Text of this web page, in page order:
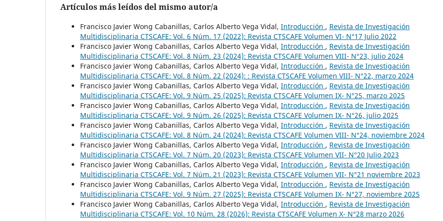
Artículos más leídos del mismo autor/a
Francisco Javier Wong Cabanillas, Carlos Alberto Vega Vidal, Introducción , Revista de Investigación
Multidisciplinaria CTSCAFE: Vol. 6 Núm. 17 (2022): Revista CTSCAFE Volumen VI- N°17 Julio 2022
Francisco Javier Wong Cabanillas, Carlos Alberto Vega Vidal, Introducción , Revista de Investigación
Multidisciplinaria CTSCAFE: Vol. 8 Núm. 23 (2024): Revista CTSCAFE Volumen VIII- N°23, julio 2024
Francisco Javier Wong Cabanillas, Carlos Alberto Vega Vidal, Introducción , Revista de Investigación
Multidisciplinaria CTSCAFE: Vol. 8 Núm. 22 (2024): : Revista CTSCAFE Volumen VIII- N°22, marzo 2024
Francisco Javier Wong Cabanillas, Carlos Alberto Vega Vidal, Introducción , Revista de Investigación
Multidisciplinaria CTSCAFE: Vol. 9 Núm. 25 (2025): Revista CTSCAFE Volumen IX- N°25, marzo 2025
Francisco Javier Wong Cabanillas, Carlos Alberto Vega Vidal, Introducción , Revista de Investigación
Multidisciplinaria CTSCAFE: Vol. 9 Núm. 26 (2025): Revista CTSCAFE Volumen IX- N°26, julio 2025
Francisco Javier Wong Cabanillas, Carlos Alberto Vega Vidal, Introducción , Revista de Investigación
Multidisciplinaria CTSCAFE: Vol. 8 Núm. 24 (2024): Revista CTSCAFE Volumen VIII- N°24, noviembre 2024
Francisco Javier Wong Cabanillas, Carlos Alberto Vega Vidal, Introducción , Revista de Investigación
Multidisciplinaria CTSCAFE: Vol. 7 Núm. 20 (2023): Revista CTSCAFE Volumen VII- N°20 Julio 2023
Francisco Javier Wong Cabanillas, Carlos Alberto Vega Vidal, Introducción , Revista de Investigación
Multidisciplinaria CTSCAFE: Vol. 7 Núm. 21 (2023): Revista CTSCAFE Volumen VII- N°21 noviembre 2023
Francisco Javier Wong Cabanillas, Carlos Alberto Vega Vidal, Introducción , Revista de Investigación
Multidisciplinaria CTSCAFE: Vol. 9 Núm. 27 (2025): Revista CTSCAFE Volumen IX- N°27, noviembre 2025
Francisco Javier Wong Cabanillas, Carlos Alberto Vega Vidal, Introducción , Revista de Investigación
Multidisciplinaria CTSCAFE: Vol. 10 Núm. 28 (2026): Revista CTSCAFE Volumen X- N°28 marzo 2026